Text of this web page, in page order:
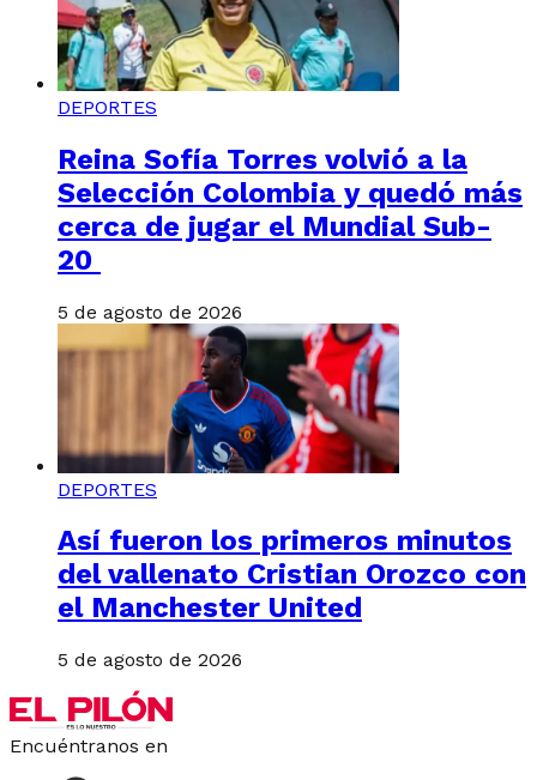
DEPORTES
Reina Sofía Torres volvió a la
Selección Colombia y quedó más
cerca de jugar el Mundial Sub-
20
5 de agosto de 2026
DEPORTES
Así fueron los primeros minutos
del vallenato Cristian Orozco con
el Manchester United
5 de agosto de 2026
Encuéntranos en